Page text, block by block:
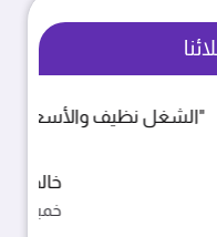
انصح فيهم."